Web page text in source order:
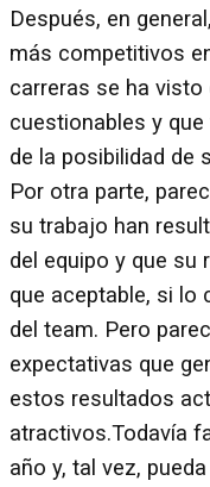
Después, en
más competitivos
carreras se ha
cuestionables y
de la posibilidad de
Por otra parte,
su trabajo han
del equipo y que su
que aceptable, si lo
del team. Pero
expectativas que
estos resultados
atractivos.Todavía
año y, tal vez,